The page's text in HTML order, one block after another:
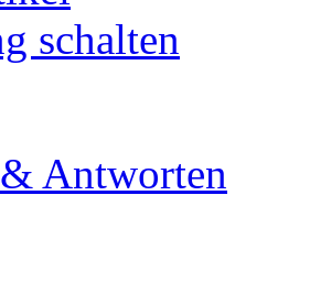
schalten
Antworten